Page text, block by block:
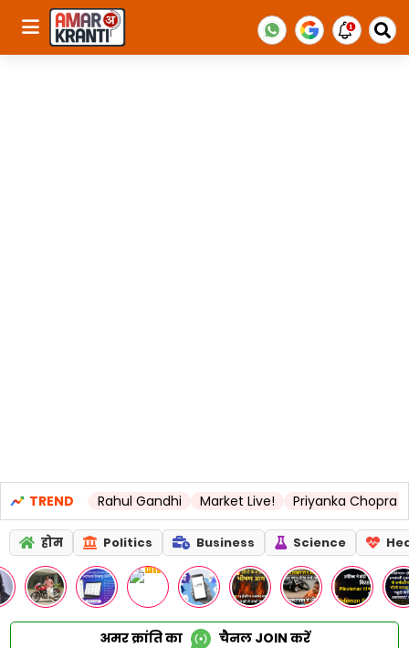
TREND
Rahul Gandhi Market Live! Priyanka Chopra United
होम Politics Business Science
अमर क्रांति का चैनल JOIN करें